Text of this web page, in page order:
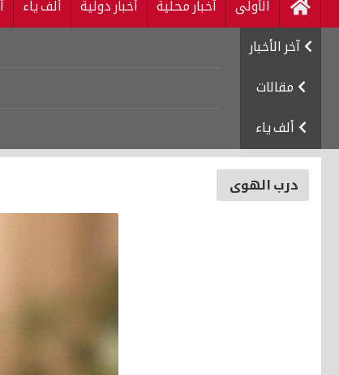
الأولى أخبار محلية أخبار دولية ألف ياء
آخر الأخبار
مقالات
ألف ياء
درب الهوى